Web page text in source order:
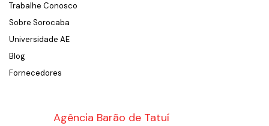
Trabalhe Conosco
Sobre Sorocaba
Universidade AE
Blog
Fornecedores
Agência Barão de Tatuí